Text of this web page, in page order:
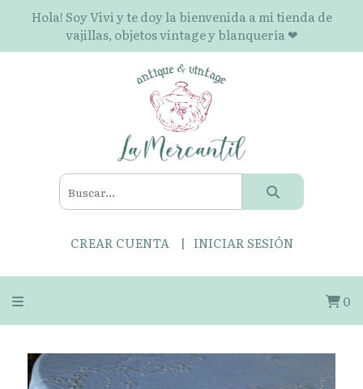
Hola! Soy Vivi y te doy la bienvenida a mi tienda de
vajillas, objetos vintage y blanquería ❤
CREAR CUENTA INICIAR SESIÓN
0